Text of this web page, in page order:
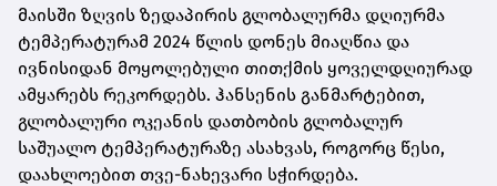
მაისში ზღვის ზედაპირის გლობალურმა დღიურმა
ტემპერატურამ 2024 წლის დონეს მიაღწია და
ივნისიდან მოყოლებული თითქმის ყოველდღიურად
ამყარებს რეკორდებს. ჰანსენის განმარტებით,
გლობალური ოკეანის დათბობის გლობალურ
საშუალო ტემპერატურაზე ასახვას, როგორც წესი,
დაახლოებით თვე-ნახევარი სჭირდება.